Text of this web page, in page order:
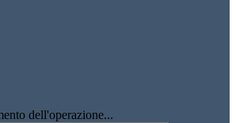
dell'operazione...